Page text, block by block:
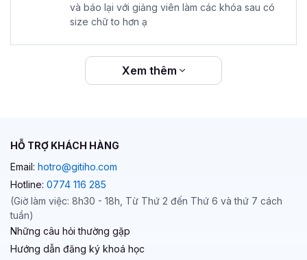
và báo lại với giảng viên làm các khóa sau có
size chữ to hơn ạ
Xem thêm
HỖ TRỢ KHÁCH HÀNG
Email: hotro@gitiho.com
Hotline: 0774 116 285
(Giờ làm việc: 8h30 - 18h, Từ Thứ 2 đến Thứ 6 và thứ 7 cách
tuần)
Những câu hỏi thường gặp
Hướng dẫn đăng ký khoá học